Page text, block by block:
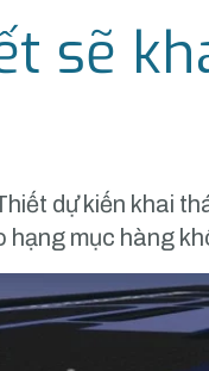
sẽ
dự kiến khai
hạng mục hàng